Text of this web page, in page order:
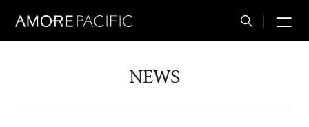
Total
NEWS